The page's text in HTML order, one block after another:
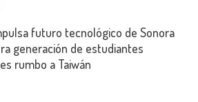
futuro tecnológico de Sonora
generación de estudiantes
rumbo a Taiwán